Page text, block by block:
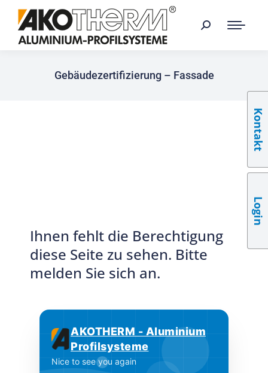
Gebäudezertifizierung – Fassade
Ihnen fehlt die Berechtigung
diese Seite zu sehen. Bitte
melden Sie sich an.
AKOTHERM - Aluminium
Profilsysteme
Nice to see you again
Kontakt
Login